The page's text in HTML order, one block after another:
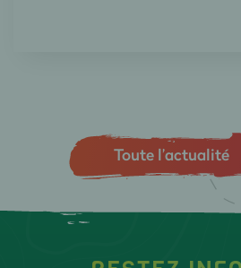
Toute l’actualité